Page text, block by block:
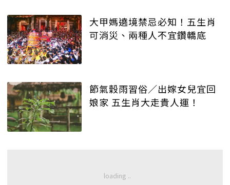
大甲媽遶境禁忌必知！五生肖
可消災、兩種人不宜鑽轎底
節氣穀雨習俗／出嫁女兒宜回
娘家 五生肖大走貴人運！